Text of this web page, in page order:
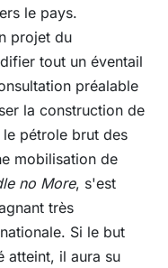
le pays.
projet du
tout un éventail
préalable
la construction de
pétrole brut des
mobilisation de
no More, s'est
très
Si le but
atteint, il aura su